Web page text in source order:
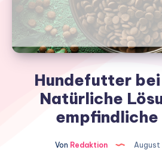
Hundefutter
Natürliche
empfindliche
Von Redaktion August